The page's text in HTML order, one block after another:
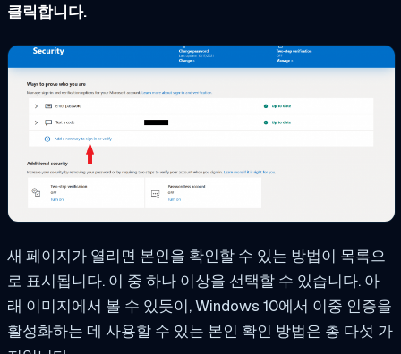
클릭합니다.
새 페이지가 열리면 본인을 확인할 수 있는 방법이 목록으
로 표시됩니다. 이 중 하나 이상을 선택할 수 있습니다. 아
래 이미지에서 볼 수 있듯이, Windows 10에서 이중 인증을
활성화하는 데 사용할 수 있는 본인 확인 방법은 총 다섯 가